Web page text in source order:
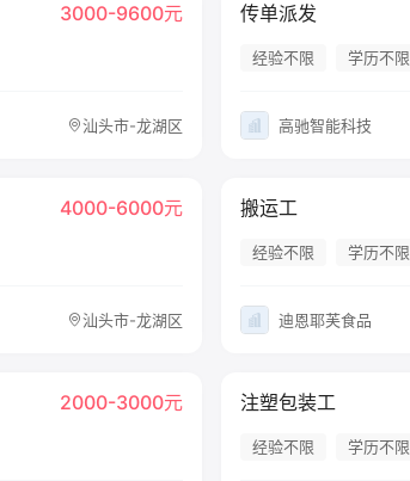
3000-9600元
汕头市-龙湖区
传单派发
经验不限 学历不限
高驰智能科技
4000-6000元
汕头市-龙湖区
搬运工
经验不限 学历不限
迪恩耶芙食品
2000-3000元 注塑包装工
经验不限 学历不限